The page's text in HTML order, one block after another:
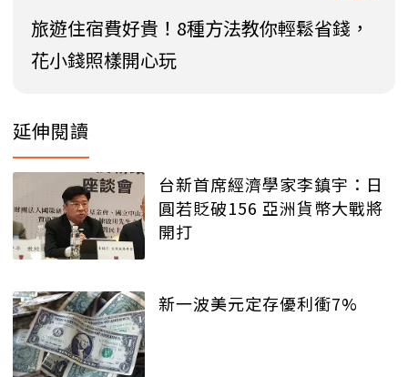
旅遊住宿費好貴！8種方法教你輕鬆省錢，
花小錢照樣開心玩
延伸閱讀
台新首席經濟學家李鎮宇：日
圓若貶破156 亞洲貨幣大戰將
開打
新一波美元定存優利衝7%